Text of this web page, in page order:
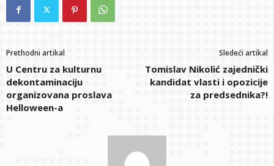
Prethodni artikal
U Centru za kulturnu
dekontaminaciju
organizovana proslava
Helloween-a
Sledeći artikal
Tomislav Nikolić zajednički
kandidat vlasti i opozicije
za predsednika?!